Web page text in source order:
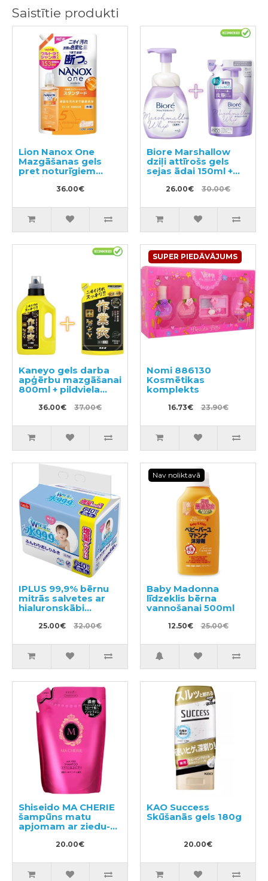
Saistītie produkti
Lion Nanox One
Mazgāšanas gels
pret noturīgiem
traipiem, pildviela
36.00€
Biore Marshallow
dziļi attīrošs gels
sejas ādai 150ml +
pildviela 130ml
26.00€ 30.00€
Kaneyo gels darba
apģērbu mazgāšanai
800ml + pildviela
36.00€ 37.00€
SUPER PIEDĀVĀJUMS
Nomi 886130
Kosmētikas
komplekts
16.73€ 23.90€
IPLUS 99,9% bērnu
mitrās salvetes ar
hialuronskābi
25.00€ 32.00€
Nav noliktavā
Baby Madonna
līdzeklis bērna
vannošanai 500ml
12.50€ 25.00€
Shiseido MA CHERIE
šampūns matu
apjomam ar ziedu-
augļu aromātu,
pildviela 380ml
20.00€
KAO Success
Skūšanās gels 180g
20.00€